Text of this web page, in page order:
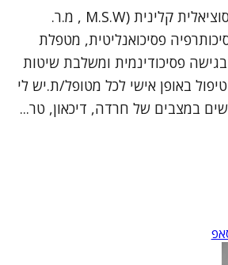
שמי מור, אני עובדת סוציאלית קלינית (M.S.W , מ.ר.
פסיכואנליטית, מטפלת
ומעלה) בגישה פסיכודינמית ומשלבת שיטות
באופן אישי לכל מטופל/ת.יש לי
במצבים של חרדה, דיכאון, טר...